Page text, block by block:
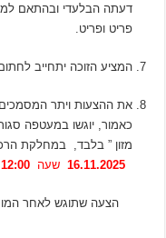
דעתה הבלעדי ובהתאם
פריט ופריט.
המציע הזוכה יתחייב
את ההצעות ויתר
כאמור, יוגשו במעטפה
מזון ” בלבד, במחלקת
16.11.2025
שעה 12:00
הצעה שתוגש לאחר